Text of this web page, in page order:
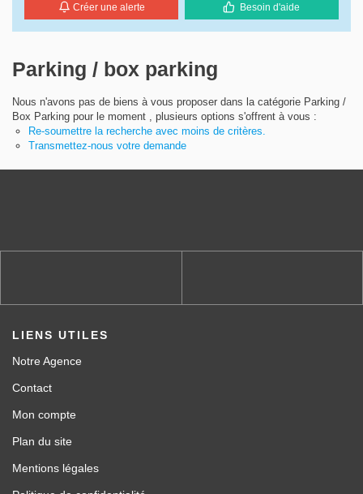
Biens vendus
Locations
Estimation
Gestion locative
Créer une alerte Besoin d'aide
Parking / box parking
Nous n'avons pas de biens à vous proposer dans la catégorie Parking /
Box Parking pour le moment , plusieurs options s'offrent à vous :
Re-soumettre la recherche avec moins de critères.
Transmettez-nous votre demande
LIENS UTILES
Notre Agence
Contact
Mon compte
Plan du site
Mentions légales